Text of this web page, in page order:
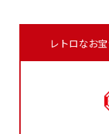
レトロなお